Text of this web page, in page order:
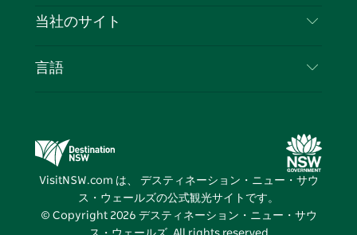
クッキーに関する通知
イベント
旅行情報
NSWでのビジネス
当社のサイト
デスティネーション・ニュー・サウス・ウェール
ズメディアセンター
ビビッド・シドニー
言語
VisitNSW.com は、 デスティネーション・ニュー・サウ
ス・ウェールズの公式観光サイトです。
© Copyright 2026 デスティネーション・ニュー・サウ